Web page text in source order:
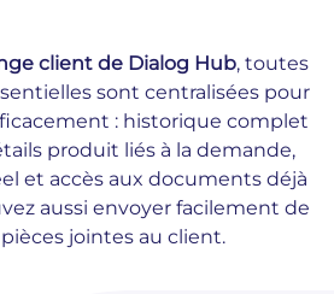
client de Dialog Hub, toutes
sont centralisées pour
: historique complet
produit liés à la demande,
et accès aux documents déjà
aussi envoyer facilement de
jointes au client.